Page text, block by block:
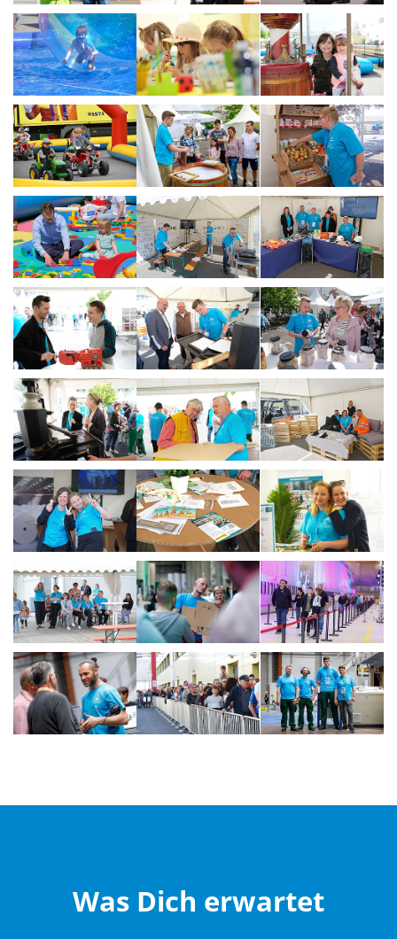
Show larger versionShow larger versionShow larger
Show larger versionShow larger versionShow larger
Show larger versionShow larger versionShow larger
Show larger versionShow larger versionShow larger
Show larger versionShow larger versionShow larger
Show larger versionShow larger versionShow larger
Show larger versionShow larger versionShow larger
Show larger versionShow larger versionShow larger
Was Dich erwartet